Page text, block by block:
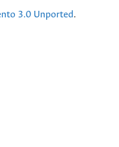
3.0 Unported.